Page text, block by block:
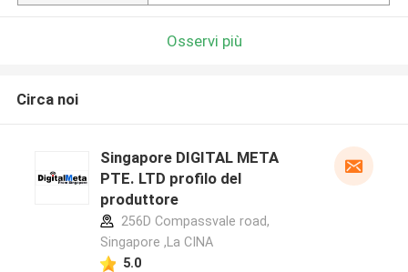
Osservi più
Circa noi
Singapore DIGITAL META
PTE. LTD profilo del
produttore
256D Compassvale road,
Singapore ,La CINA
5.0